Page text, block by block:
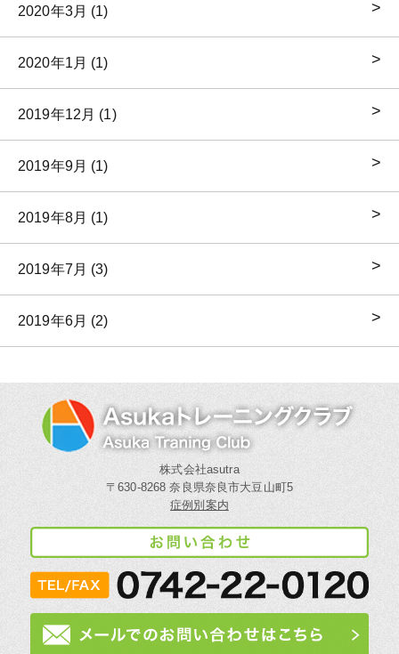
2020年3月 (1)
2020年1月 (1)
2019年12月 (1)
2019年9月 (1)
2019年8月 (1)
2019年7月 (3)
2019年6月 (2)
株式会社asutra
〒630-8268 奈良県奈良市大豆山町5
症例別案内